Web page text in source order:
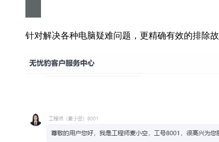
针对解决各种电脑疑难问题，更精确有效的排除